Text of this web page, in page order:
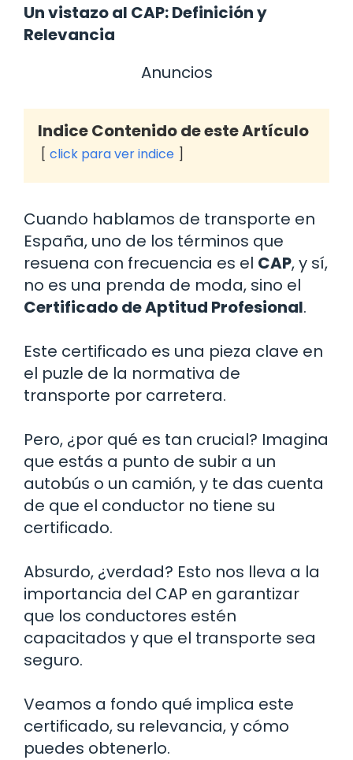
Un vistazo al CAP: Definición y
Relevancia
Anuncios
Indice Contenido de este Artículo
click para ver indice
Cuando hablamos de transporte en
España, uno de los términos que
resuena con frecuencia es el CAP, y sí,
no es una prenda de moda, sino el
Certificado de Aptitud Profesional.
Este certificado es una pieza clave en
el puzle de la normativa de
transporte por carretera.
Pero, ¿por qué es tan crucial? Imagina
que estás a punto de subir a un
autobús o un camión, y te das cuenta
de que el conductor no tiene su
certificado.
Absurdo, ¿verdad? Esto nos lleva a la
importancia del CAP en garantizar
que los conductores estén
capacitados y que el transporte sea
seguro.
Veamos a fondo qué implica este
certificado, su relevancia, y cómo
puedes obtenerlo.